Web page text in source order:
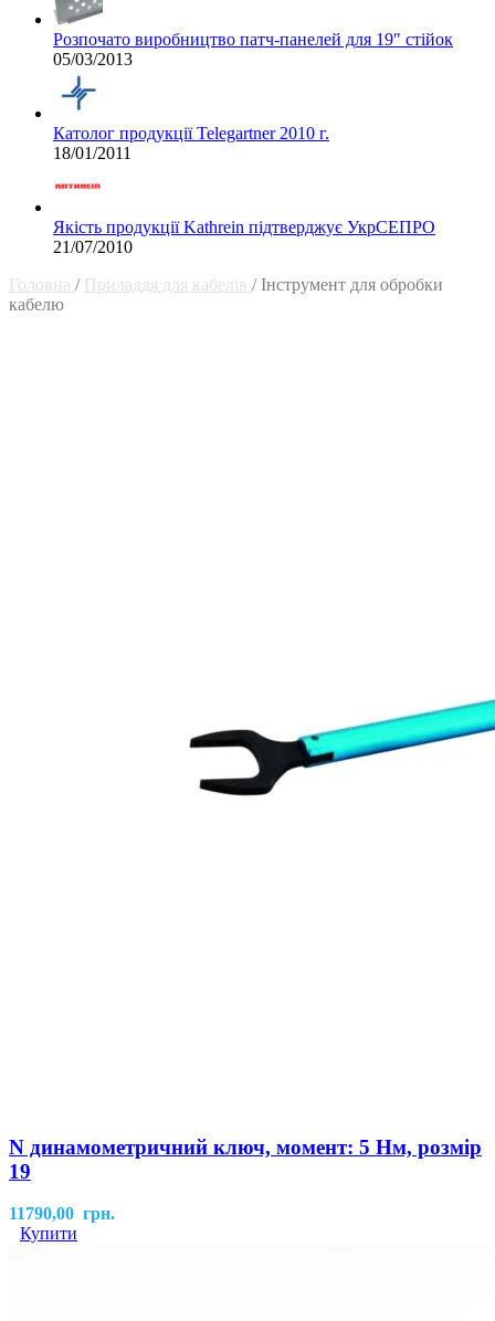
Розпочато виробництво патч-панелей для 19″ стійок
05/03/2013
Католог продукції Telegartner 2010 г.
18/01/2011
Якість продукції Kathrein підтверджує УкрСЕПРО
21/07/2010
Головна / Приладдя для кабелів / Інструмент для обробки
кабелю
N динамометричний ключ, момент: 5 Нм, розмір
19
11790,00 грн.
Купити